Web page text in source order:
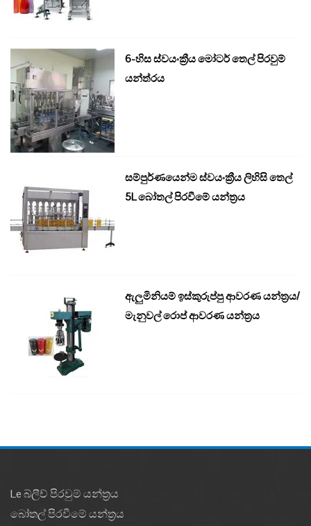
6-හිස ස්වයංක්‍රීය මෝටර් තෙල් පිරවුම්
යන්ත්රය
සම්පුර්ණයෙන්ම ස්වයංක්‍රීය ලිහිසි තෙල්
5L බෝතල් පිරවීමේ යන්ත්‍රය
ඇලුමිනියම් ඉස්කුරුප්පු ආවරණ යන්ත්‍රය/
මැනුවල් රොප් ආවරණ යන්ත්‍රය
Le බ්ලීච් පිරවුම් යන්ත්‍රය
බෝතල් පිරවීමේ යන්ත්‍රය